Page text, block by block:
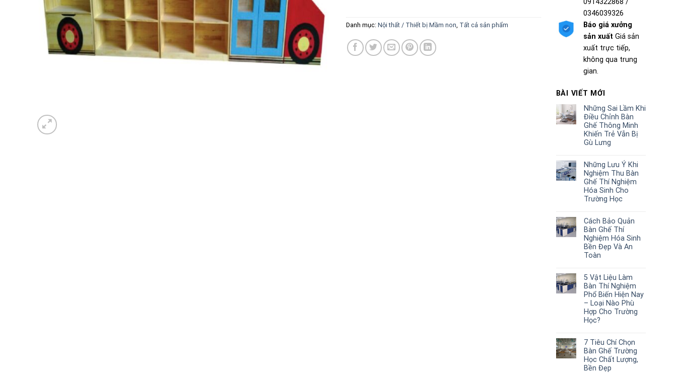
Danh mục: Nội thất / Thiết bị Mầm non, Tất cả sản phẩm
0346039326
Báo giá xưởng
sản xuất Giá sản
xuất trực tiếp,
không qua trung
gian.
BÀI VIẾT MỚI
Những Sai Lầm Khi
Điều Chỉnh Bàn
Ghế Thông Minh
Khiến Trẻ Vẫn Bị
Gù Lưng
Những Lưu Ý Khi
Nghiệm Thu Bàn
Ghế Thí Nghiệm
Hóa Sinh Cho
Trường Học
Cách Bảo Quản
Bàn Ghế Thí
Nghiệm Hóa Sinh
Bền Đẹp Và An
Toàn
5 Vật Liệu Làm
Bàn Thí Nghiệm
Phổ Biến Hiện Nay
– Loại Nào Phù
Hợp Cho Trường
Học?
7 Tiêu Chí Chọn
Bàn Ghế Trường
Học Chất Lượng,
Bền Đẹp